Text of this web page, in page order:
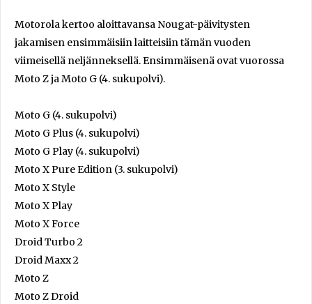
Motorola kertoo aloittavansa Nougat-päivitysten
jakamisen ensimmäisiin laitteisiin tämän vuoden
viimeisellä neljänneksellä. Ensimmäisenä ovat vuorossa
Moto Z ja Moto G (4. sukupolvi).
Moto G (4. sukupolvi)
Moto G Plus (4. sukupolvi)
Moto G Play (4. sukupolvi)
Moto X Pure Edition (3. sukupolvi)
Moto X Style
Moto X Play
Moto X Force
Droid Turbo 2
Droid Maxx 2
Moto Z
Moto Z Droid